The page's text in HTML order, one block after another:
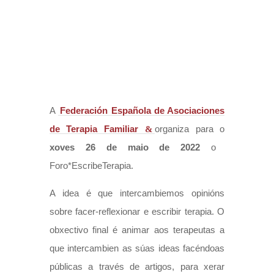
A Federación Española de Asociaciones
de Terapia Familiar
organiza para o
xoves 26 de maio de 2022o
Foro*EscribeTerapia.
A idea é que intercambiemos opinións
sobre facer-reflexionar e escribir terapia. O
obxectivo final é animar aos terapeutas a
que intercambien as súas ideas facéndoas
públicas a través de artigos, para xerar